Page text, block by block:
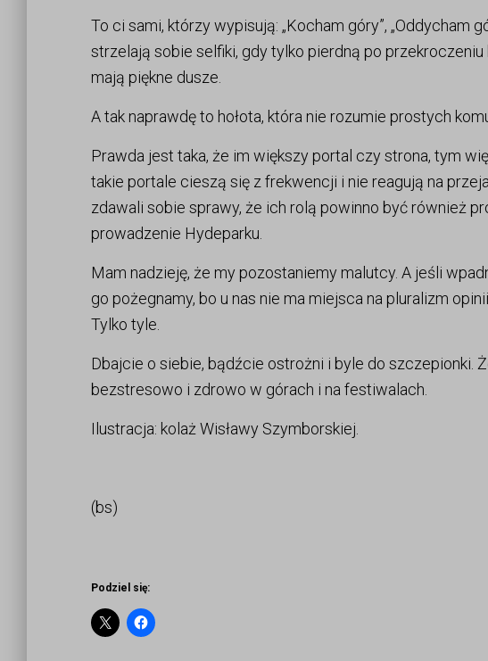
To ci sami, którzy wypisują: „Kocham góry”, „Oddycham
strzelają sobie selfiki, gdy tylko pierdną po przekroczeniu
mają piękne dusze.
A tak naprawdę to hołota, która nie rozumie prostych
Prawda jest taka, że im większy portal czy strona, tym
takie portale cieszą się z frekwencji i nie reagują na
zdawali sobie sprawy, że ich rolą powinno być również
prowadzenie Hydeparku.
Mam nadzieję, że my pozostaniemy malutcy. A jeśli
go pożegnamy, bo u nas nie ma miejsca na pluralizm
Tylko tyle.
Dbajcie o siebie, bądźcie ostrożni i byle do szczepionki.
bezstresowo i zdrowo w górach i na festiwalach.
Ilustracja: kolaż Wisławy Szymborskiej.
(bs)
Podziel się: